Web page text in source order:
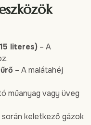
literes) – A
– A malátahéj
műanyag vagy üveg
keletkező gázok